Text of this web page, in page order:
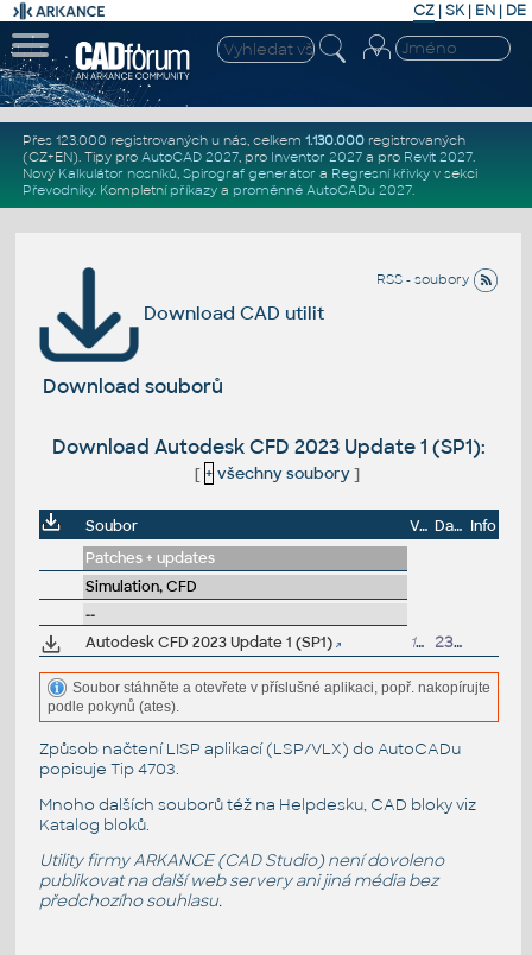
CZ | SK| EN | DE
Přes 123.000 registrovaných u nás, celkem 1.130.000registrovaných
(CZ+EN). Tipy pro AutoCAD 2027, pro Inventor 2027a pro Revit 2027.
Nový Kalkulátor nosníků, Spirograf generátor a Regresní křivkyv sekci
Převodníky. Kompletní příkazya proměnné AutoCADu 2027.
RSS - soubory
Download CAD utilit
Download souborů
Download Autodesk CFD 2023 Update 1 (SP1):
[ + všechny soubory]
Soubor Velikost Datum Info
Patches + updates
Simulation, CFD
--
Autodesk CFD 2023 Update 1 (SP1) 15MB 23.1.2024
Soubor stáhněte a otevřete v příslušné aplikaci, popř. nakopírujte
podle pokynů (ates).
Způsob načtení LISP aplikací (LSP/VLX) do AutoCADu
popisuje Tip 4703.
Mnoho dalších souborů též na Helpdesku, CAD bloky viz
Katalog bloků.
Utility firmy ARKANCE (CAD Studio) není dovoleno
publikovat na další web servery ani jiná média bez
předchozího souhlasu.